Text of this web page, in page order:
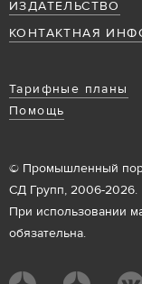
ИЗДАТЕЛЬСТВО
КОНТАКТНАЯ
Тарифные планы
Помощь
© Промышленный
СД Групп, 2006-2026.
При использовании
обязательна.